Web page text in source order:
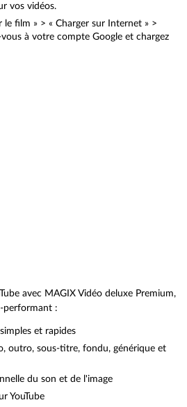
vos vidéos.
le film » > « Charger sur Internet » >
vous à votre compte Google et chargez
avec MAGIX Vidéo deluxe Premium,
performant :
et rapides
outro, sous-titre, fondu, générique et
du son et de l'image
YouTube